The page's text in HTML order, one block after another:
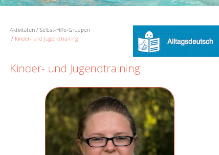
Aktivitäten
Selbst-Hilfe-Gruppen
Kinder- und Jugendtraining
Kinder- und Jugendtraining